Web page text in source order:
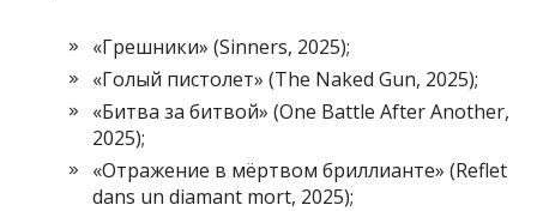
«Грешники» (Sinners, 2025);
«Голый пистолет» (The Naked Gun, 2025);
«Битва за битвой» (One Battle After Another,
2025);
«Отражение в мёртвом бриллианте» (Reflet
dans un diamant mort, 2025);